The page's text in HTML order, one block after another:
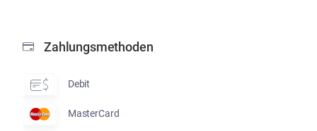
Zahlungsmethoden
Debit
MasterCard